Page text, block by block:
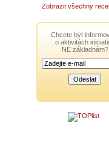
Zobrazit všechny
Chcete být
o aktivitách
NE základnám?